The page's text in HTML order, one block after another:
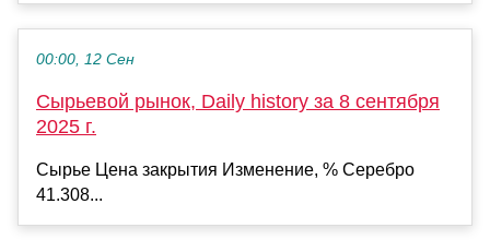
00:00, 12 Сен
Сырьевой рынок, Daily history за 8 сентября
2025 г.
Сырье Цена закрытия Изменение, % Серебро
41.308...